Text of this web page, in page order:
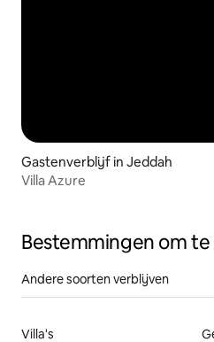
Gastenverblijf in Jeddah
Villa Azure
Bestemmingen om
Andere soorten verblijven
Villa's